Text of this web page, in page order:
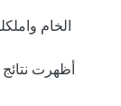
أظهرت نتائج